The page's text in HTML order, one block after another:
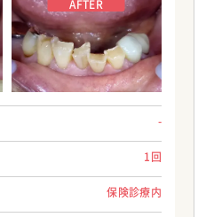
エスペレ歯科・ホープデンタルクリニック
TEL:0484624183
-
1回
保険診療内